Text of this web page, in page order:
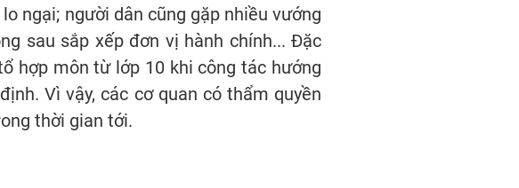
ngại; người dân cũng gặp nhiều vướng
sau sắp xếp đơn vị hành chính... Đặc
hợp môn từ lớp 10 khi công tác hướng
Vì vậy, các cơ quan có thẩm quyền
thời gian tới.